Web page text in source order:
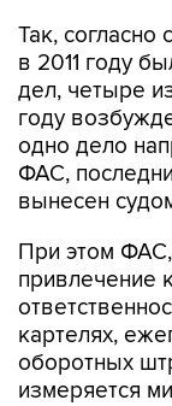
Так, согласно
в 2011 году
дел, четыре
году
одно дело
ФАС,
вынесен
При этом
привлечение
картелях,
оборотных
измеряется